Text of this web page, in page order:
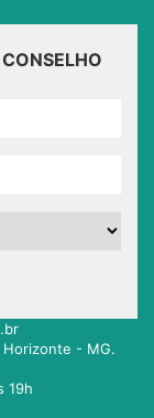
Horizonte - MG.
19h